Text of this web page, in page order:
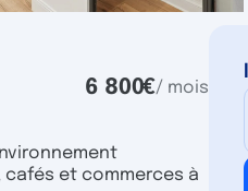
6 800€/ mois
cafés et commerces à